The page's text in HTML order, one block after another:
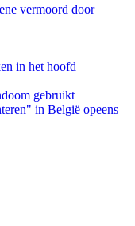
vermoord door
in het hoofd
gebruikt
in België opeens